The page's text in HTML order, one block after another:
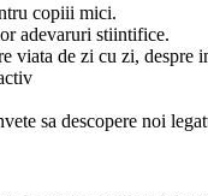
copiii mici.
adevaruri stiintifice.
viata de zi cu zi,
sa descopere noi